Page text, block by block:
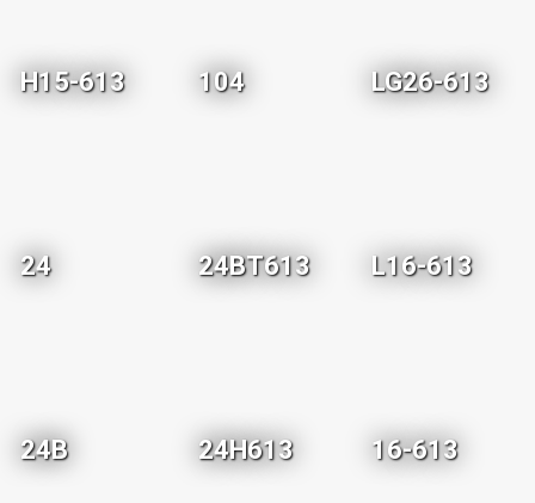
H15-613 104 LG26-613
24 24BT613 L16-613
24B 24H613 16-613